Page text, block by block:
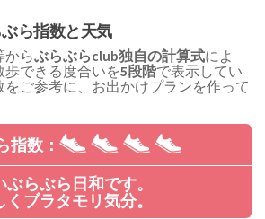
ら指数と天気
からぶらぶらclub独自の計算式によ
歩できる度合いを5段階で表示してい
をご参考に、お出かけプランを作って
指数：
ぶらぶら日和です。
くブラタモリ気分。